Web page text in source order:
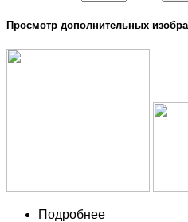
Просмотр дополнительных
Подробнее